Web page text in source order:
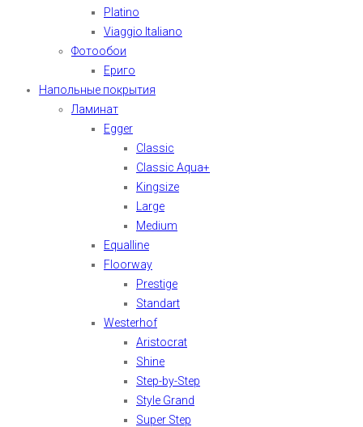
Platino
Viaggio Italiano
Фотообои
Ериго
Напольные покрытия
Ламинат
Egger
Classic
Classic Aqua+
Kingsize
Large
Medium
Equalline
Floorway
Prestige
Standart
Westerhof
Aristocrat
Shine
Step-by-Step
Style Grand
Super Step